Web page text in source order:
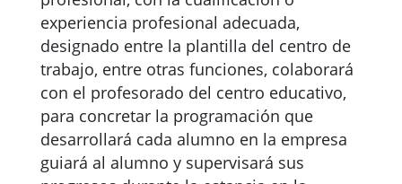
experiencia profesional adecuada,
designado entre la plantilla del centro de
trabajo, entre otras funciones, colaborará
con el profesorado del centro educativo,
para concretar la programación que
desarrollará cada alumno en la empresa
guiará al alumno y supervisará sus